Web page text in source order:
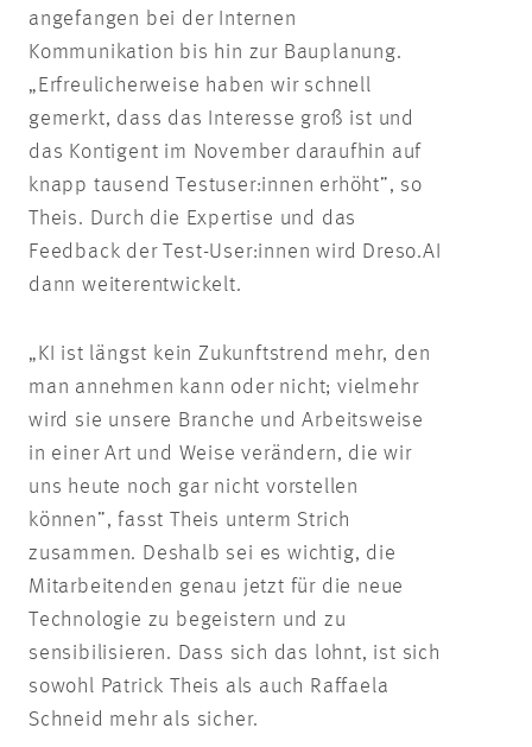
angefangen bei der Internen
Kommunikation bis hin zur Bauplanung.
„Erfreulicherweise haben wir schnell
gemerkt, dass das Interesse groß ist und
das Kontigent im November daraufhin auf
knapp tausend Testuser:innen erhöht”, so
Theis. Durch die Expertise und das
Feedback der Test-User:innen wird Dreso.AI
dann weiterentwickelt.
„KI ist längst kein Zukunftstrend mehr, den
man annehmen kann oder nicht; vielmehr
wird sie unsere Branche und Arbeitsweise
in einer Art und Weise verändern, die wir
uns heute noch gar nicht vorstellen
können”, fasst Theis unterm Strich
zusammen. Deshalb sei es wichtig, die
Mitarbeitenden genau jetzt für die neue
Technologie zu begeistern und zu
sensibilisieren. Dass sich das lohnt, ist sich
sowohl Patrick Theis als auch Raffaela
Schneid mehr als sicher.